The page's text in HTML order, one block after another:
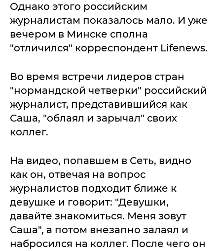
Однако этого российским
журналистам показалось мало. И уже
вечером в Минске сполна
"отличился" корреспондент Lifenews.
Во время встречи лидеров стран
"нормандской четверки" российский
журналист, представившийся как
Саша, "облаял и зарычал" своих
коллег.
На видео, попавшем в Сеть, видно
как он, отвечая на вопрос
журналистов подходит ближе к
девушке и говорит: "Девушки,
давайте знакомиться. Меня зовут
Саша", а потом внезапно залаял и
набросился на коллег. После чего он